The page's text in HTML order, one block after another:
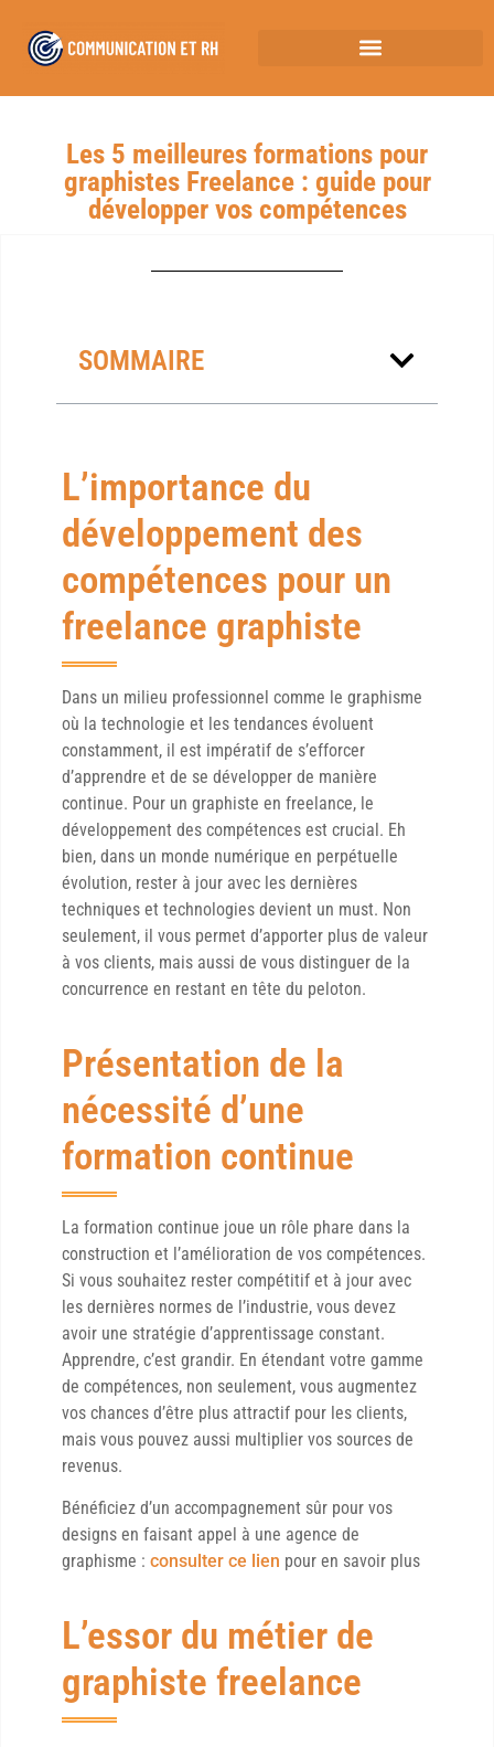
Les 5 meilleures formations pour
graphistes Freelance : guide pour
développer vos compétences
SOMMAIRE
L’importance du
développement des
compétences pour un
freelance graphiste
Dans un milieu professionnel comme le graphisme
où la technologie et les tendances évoluent
constamment, il est impératif de s’efforcer
d’apprendre et de se développer de manière
continue. Pour un graphiste en freelance, le
développement des compétences est crucial. Eh
bien, dans un monde numérique en perpétuelle
évolution, rester à jour avec les dernières
techniques et technologies devient un must. Non
seulement, il vous permet d’apporter plus de valeur
à vos clients, mais aussi de vous distinguer de la
concurrence en restant en tête du peloton.
Présentation de la
nécessité d’une
formation continue
La formation continue joue un rôle phare dans la
construction et l’amélioration de vos compétences.
Si vous souhaitez rester compétitif et à jour avec
les dernières normes de l’industrie, vous devez
avoir une stratégie d’apprentissage constant.
Apprendre, c’est grandir. En étendant votre gamme
de compétences, non seulement, vous augmentez
vos chances d’être plus attractif pour les clients,
mais vous pouvez aussi multiplier vos sources de
revenus.
Bénéficiez d’un accompagnement sûr pour vos
designs en faisant appel à une agence de
graphisme : consulter ce lien pour en savoir plus
L’essor du métier de
graphiste freelance